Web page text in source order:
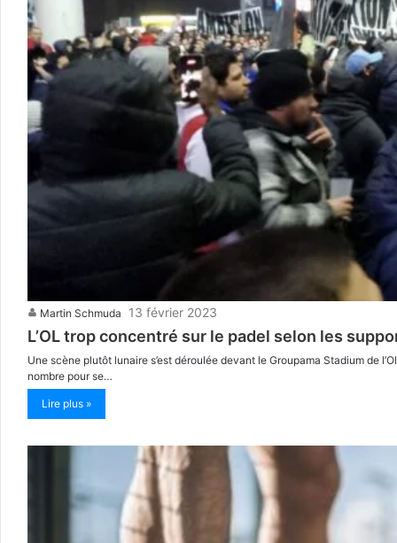
Martin Schmuda 13 février 2023
L’OL trop concentré sur le padel selon les
Une scène plutôt lunaire s’est déroulée devant le Groupama Stadium de
nombre pour se…
Lire plus »